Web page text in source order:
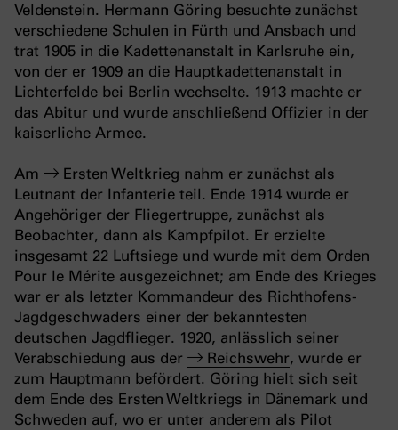
Veldenstein. Hermann Göring besuchte zunächst
verschiedene Schulen in Fürth und Ansbach und
trat 1905 in die Kadettenanstalt in Karlsruhe ein,
von der er 1909 an die Hauptkadettenanstalt in
Lichterfelde bei Berlin wechselte. 1913 machte er
das Abitur und wurde anschließend Offizier in der
kaiserliche Armee.
Am Ersten Weltkrieg nahm er zunächst als
Leutnant der Infanterie teil. Ende 1914 wurde er
Angehöriger der Fliegertruppe, zunächst als
Beobachter, dann als Kampfpilot. Er erzielte
insgesamt 22 Luftsiege und wurde mit dem Orden
Pour le Mérite ausgezeichnet; am Ende des Krieges
war er als letzter Kommandeur des Richthofens-
Jagdgeschwaders einer der bekanntesten
deutschen Jagdflieger. 1920, anlässlich seiner
Verabschiedung aus der
Reichswehr, wurde er
zum Hauptmann befördert. Göring hielt sich seit
dem Ende des Ersten Weltkriegs in Dänemark und
Schweden auf, wo er unter anderem als Pilot